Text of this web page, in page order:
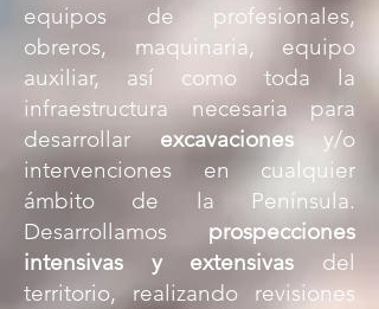
equipos de profesionales,
obreros, maquinaria, equipo
auxiliar, así como toda la
infraestructura necesaria para
desarrollar excavaciones y/o
intervenciones en cualquier
ámbito de la Península.
Desarrollamos prospecciones
intensivas y extensivas del
territorio, realizando revisiones